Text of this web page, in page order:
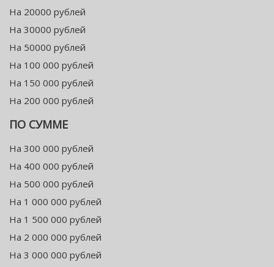
На 20000 рублей
На 30000 рублей
На 50000 рублей
На 100 000 рублей
На 150 000 рублей
На 200 000 рублей
ПО СУММЕ
На 300 000 рублей
На 400 000 рублей
На 500 000 рублей
На 1 000 000 рублей
На 1 500 000 рублей
На 2 000 000 рублей
На 3 000 000 рублей